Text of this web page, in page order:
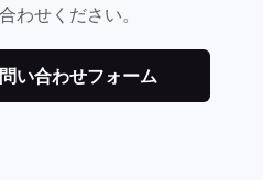
わせください。
い合わせフォーム